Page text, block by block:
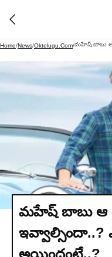
Home/News/Oktelugu.com/
మహేష్ బాబు ఆ
అయిందంటే..?